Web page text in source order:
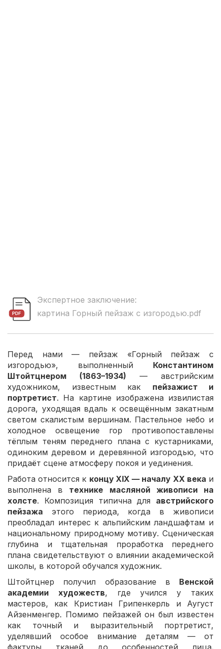
Экспертное заключение:
картина Горный пейзаж с изгородью.pdf
Перед нами — пейзаж «Горный пейзаж с
изгородью», выполненный Константином
Штойтцнером (1863–1934) — австрийским
художником, известным как пейзажист и
портретист. На картине изображена извилистая
дорога, уходящая вдаль к освещённым закатным
светом скалистым вершинам. Пастельное небо и
холодное освещение гор противопоставлены
тёплым теням переднего плана с кустарниками,
одиноким деревом и деревянной изгородью, что
придаёт сцене атмосферу покоя и уединения.
Работа относится к концу XIX — началу XX века и
выполнена в технике масляной живописи на
холсте. Композиция типична для австрийского
пейзажа этого периода, когда в живописи
преобладал интерес к альпийским ландшафтам и
национальному природному мотиву. Сценическая
глубина и тщательная проработка переднего
плана свидетельствуют о влиянии академической
школы, в которой обучался художник.
Штойтцнер получил образование в Венской
академии художеств, где учился у таких
мастеров, как Кристиан Грипенкерль и Аугуст
Айзенменгер. Помимо пейзажей он был известен
как точный и выразительный портретист,
уделявший особое внимание деталям — от